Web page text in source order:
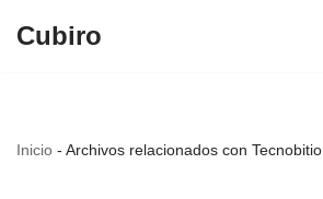
Cubiro
Inicio - Archivos relacionados con Tecnobitio